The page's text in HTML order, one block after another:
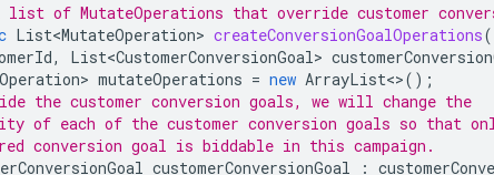
of MutateOperations that override customer
List<MutateOperation> createConversionGoalOperations(
, List<CustomerConversionGoal>
mutateOperations = new ArrayList<>();
the customer conversion goals, we will change the
of each of the customer conversion goals so that
conversion goal is biddable in this campaign.
customerConversionGoal :